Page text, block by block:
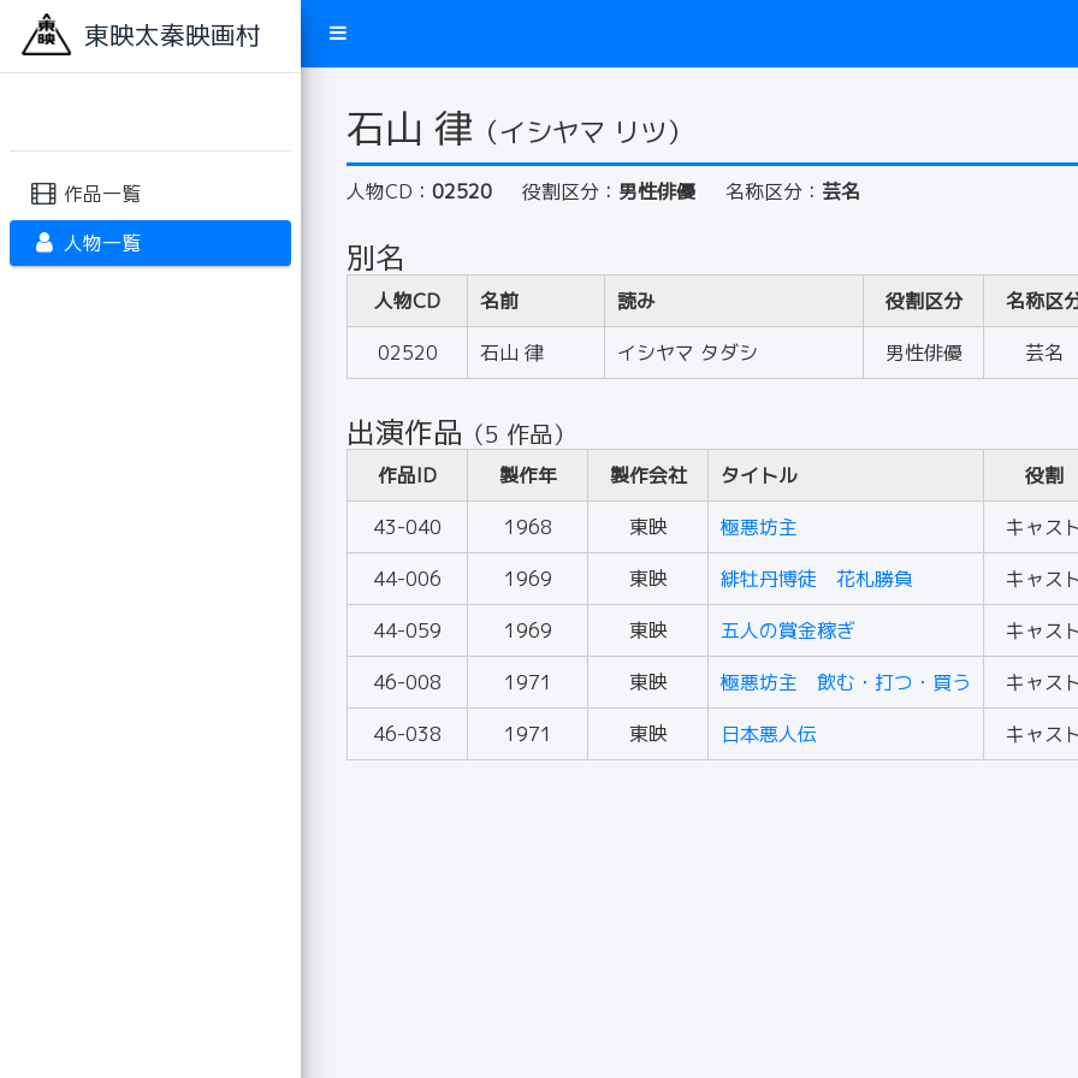
東映太秦映画村
作品一覧
人物一覧
石山 律 （イシヤマ リツ）
人物CD： 02520 役割区分： 男性俳優 名称区分： 芸名
別名
人物CD 名前 読み 役割区分
名称区
02520
石山 律 イシヤマ タダシ 男性俳優 芸名
出演作品 （5 作品）
作品ID 製作年 製作会社 タイトル
役割
43-040
1968 東映 極悪坊主
キャス
44-006
1969 東映 緋牡丹博徒 花札勝負
キャス
44-059
1969 東映 五人の賞金稼ぎ
キャス
46-008
1971 東映 極悪坊主 飲む・打つ・買う
キャス
46-038
1971 東映 日本悪人伝 キャス